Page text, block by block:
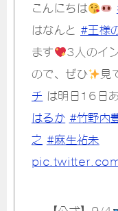
こんにちは
はなんと #王様
ます
3人のイ
ので、ぜひ
見
チ は明日16日
はるか #竹野内
之 #麻生祐未